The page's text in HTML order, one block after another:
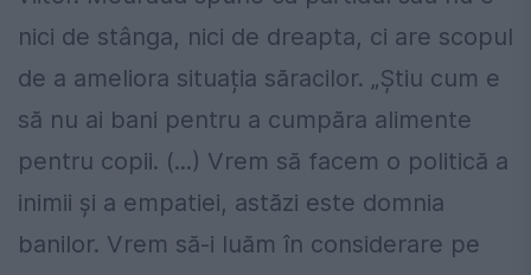
nici de stânga, nici de dreapta, ci are scopul
de a ameliora situația săracilor. „Știu cum e
să nu ai bani pentru a cumpăra alimente
pentru copii. (...) Vrem să facem o politică a
inimii și a empatiei, astăzi este domnia
banilor. Vrem să-i luăm în considerare pe